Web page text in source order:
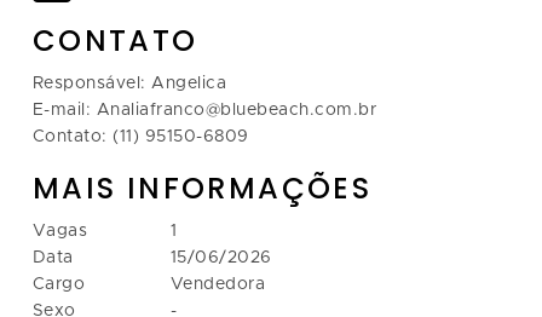
CONTATO
Responsável: Angelica
E-mail: Analiafranco@bluebeach.com.br
Contato: (11) 95150-6809
MAIS INFORMAÇÕES
Vagas
Data
Cargo
Sexo
1
15/06/2026
Vendedora
-